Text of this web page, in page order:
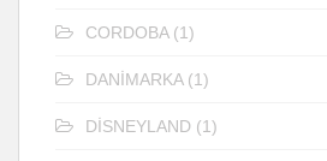
CORDOBA(1)
DANİMARKA(1)
DİSNEYLAND (1)